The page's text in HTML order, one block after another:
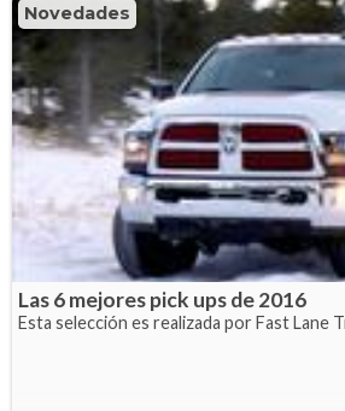
Novedades
Las 6 mejores pick ups de 2016
Esta selección es realizada por Fast Lane